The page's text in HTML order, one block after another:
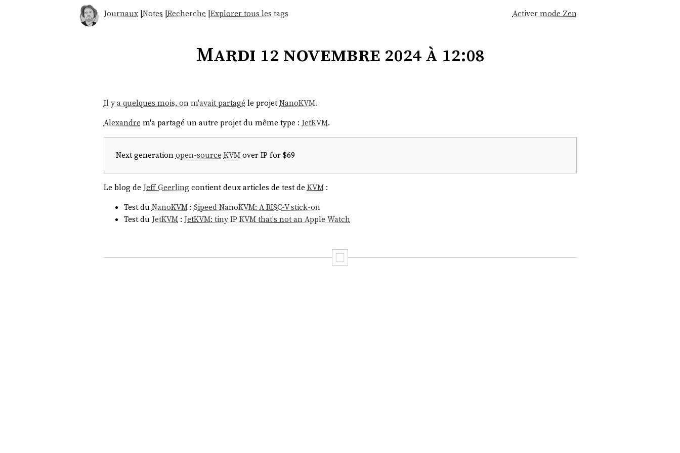
Journaux|Notes |Recherche |Explorer tous les tags Activer mode Zen
Mardi 12 novembre 2024 à 12:08
Il y a quelques mois, on m'avait partagé le projetNanoKVM.
Alexandre m'a partagé un autre projet du même type : JetKVM.
Next generationopen-source KVMover IP for $69
Le blog de Jeff Geerlingcontient deux articles de test de KVM:
Test duNanoKVM:Sipeed NanoKVM: A RISC-V stick-on
Test du JetKVM: JetKVM: tiny IP KVM that's not an Apple Watch